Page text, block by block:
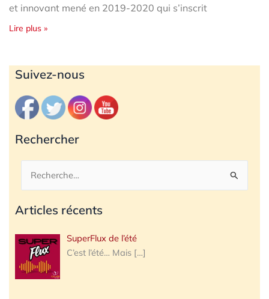
et innovant mené en 2019-2020 qui s’inscrit
Lire plus »
Suivez-nous
Rechercher
Rechercher :
Articles récents
SuperFlux de l’été
C’est l’été… Mais […]
Archives